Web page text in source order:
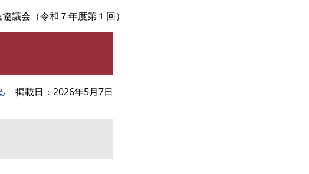
議会（令和７年度第１回）
掲載日 2026年5月7日